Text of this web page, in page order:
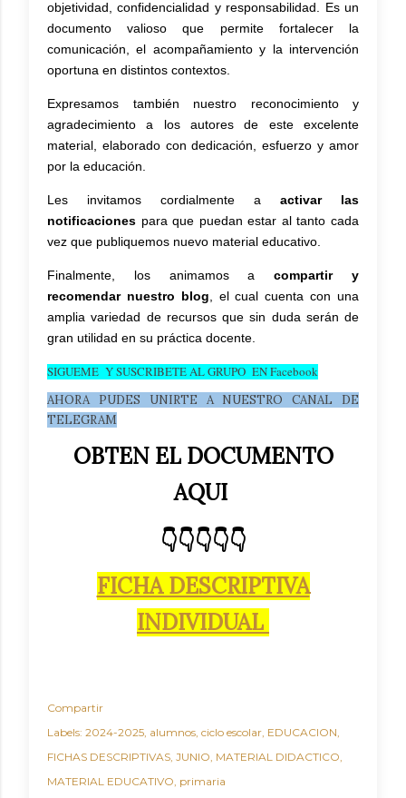
objetividad, confidencialidad y responsabilidad. Es un
documento valioso que permite fortalecer la
comunicación, el acompañamiento y la intervención
oportuna en distintos contextos.
Expresamos también nuestro reconocimiento y
agradecimiento a los autores de este excelente
material, elaborado con dedicación, esfuerzo y amor
por la educación.
Les invitamos cordialmente a activar las
notificaciones para que puedan estar al tanto cada
vez que publiquemos nuevo material educativo.
Finalmente, los animamos acompartir y
recomendar nuestro blog , el cual cuenta con una
amplia variedad de recursos que sin duda serán de
gran utilidad en su práctica docente.
SIGUEME Y SUSCRIBETE AL GRUPO EN Facebook
AHORA PUDES UNIRTE A NUESTRO CANAL DE
TELEGRAM
OBTEN EL DOCUMENTO
AQUI
👇👇👇👇👇
FICHA DESCRIPTIVA
INDIVIDUAL
Compartir
Labels: 2024-2025 alumnos ciclo escolar EDUCACION
FICHAS DESCRIPTIVAS JUNIO MATERIAL DIDACTICO
MATERIAL EDUCATIVO primaria